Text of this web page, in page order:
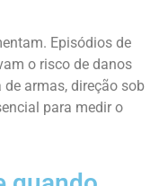
Episódios de
o risco de danos
armas, direção sob
para medir o